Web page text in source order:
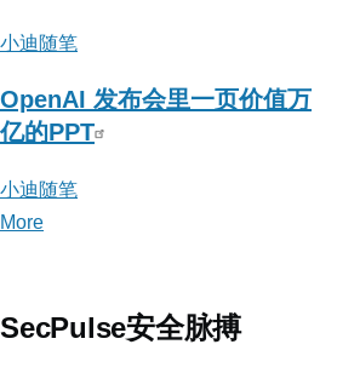
小迪随笔
OpenAI 发布会里一页价值万
亿的PPT
小迪随笔
More
迪
SecPulse安全脉搏